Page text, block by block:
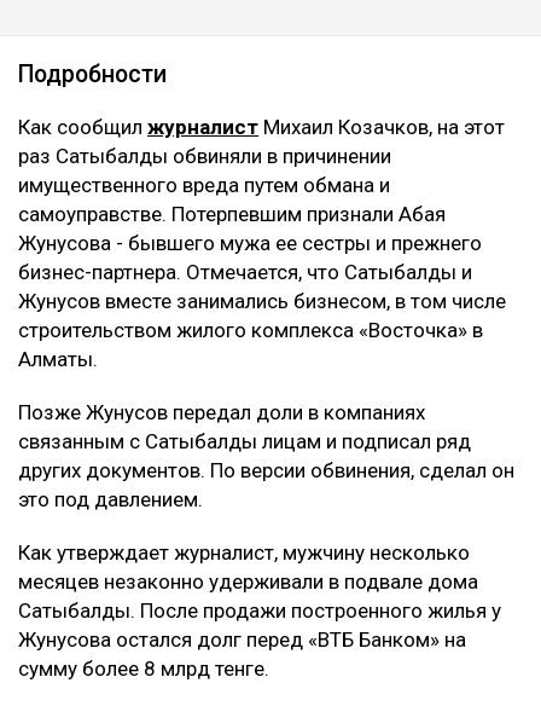
Подробности
Как сообщил журналист Михаил Козачков, на этот
раз Сатыбалды обвиняли в причинении
имущественного вреда путем обмана и
самоуправстве. Потерпевшим признали Абая
Жунусова - бывшего мужа ее сестры и прежнего
бизнес-партнера. Отмечается, что Сатыбалды и
Жунусов вместе занимались бизнесом, в том числе
строительством жилого комплекса «Восточка» в
Алматы.
Позже Жунусов передал доли в компаниях
связанным с Сатыбалды лицам и подписал ряд
других документов. По версии обвинения, сделал он
это под давлением.
Как утверждает журналист, мужчину несколько
месяцев незаконно удерживали в подвале дома
Сатыбалды. После продажи построенного жилья у
Жунусова остался долг перед «ВТБ Банком» на
сумму более 8 млрд тенге.